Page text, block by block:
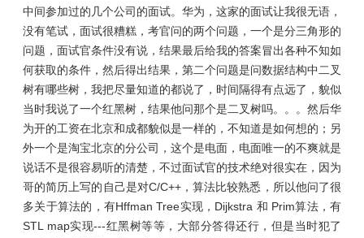
中间参加过的几个公司的面试。华为，这家的面试让我很无语，
没有笔试，面试很糟糕，考官问的两个问题，一个是分三角形的
问题，面试官条件没有说，结果最后给我的答案冒出各种不知如
何获取的条件，然后得出结果，第二个问题是问数据结构中二叉
树有哪些树，我把尽量知道的都说了，时间隔得有点远了，貌似
当时我说了一个红黑树，结果他问那个是二叉树吗。。。然后华
为开的工资在北京和成都貌似是一样的，不知道是如何想的；另
外一个是淘宝北京的分公司，这个是电面，电面唯一的不爽就是
说话不是很容易听的清楚，不过面试官的技术绝对很实在，因为
哥的简历上写的自己是对C/C++，算法比较熟悉，所以他问了很
多关于算法的，有Hffman Tree实现，Dijkstra 和 Prim算法，有
STL map实现---红黑树等等，大部分答得还行，但是当时犯了